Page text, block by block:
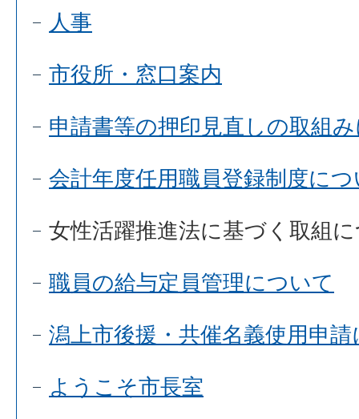
人事
市役所・窓口案内
申請書等の押印見直しの取組
会計年度任用職員登録制度に
女性活躍推進法に基づく取組
職員の給与定員管理について
潟上市後援・共催名義使用申
ようこそ市長室